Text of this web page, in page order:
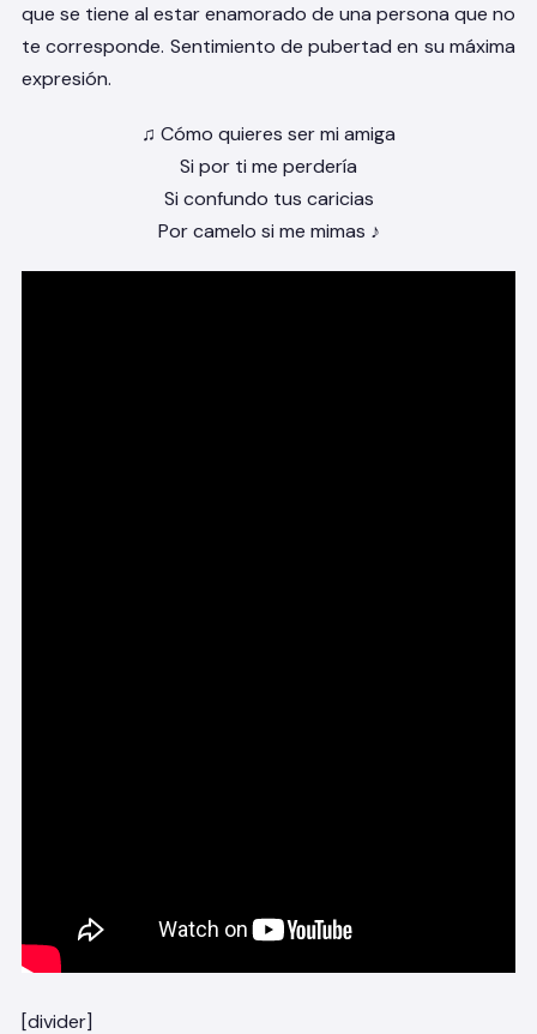
que se tiene al estar enamorado de una persona que no
te corresponde. Sentimiento de pubertad en su máxima
expresión.
♫ Cómo quieres ser mi amiga
Si por ti me perdería
Si confundo tus caricias
Por camelo si me mimas ♪
[divider]